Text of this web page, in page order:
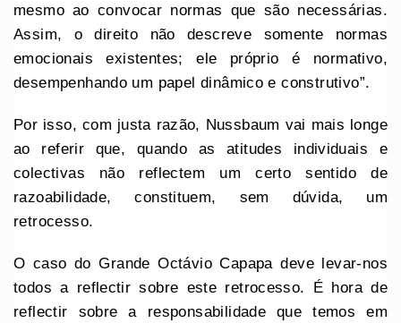
mesmo ao convocar normas que são necessárias.
Assim, o direito não descreve somente normas
emocionais existentes; ele próprio é normativo,
desempenhando um papel dinâmico e construtivo”.
Por isso, com justa razão, Nussbaum vai mais longe
ao referir que, quando as atitudes individuais e
colectivas não reflectem um certo sentido de
razoabilidade, constituem, sem dúvida, um
retrocesso.
O caso do Grande Octávio Capapa deve levar-nos
todos a reflectir sobre este retrocesso. É hora de
reflectir sobre a responsabilidade que temos em